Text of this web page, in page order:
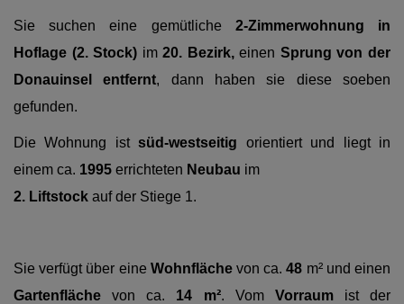
Sie suchen eine gemütliche 2-Zimmerwohnung in
Hoflage (2. Stock) im20. Bezirk,einen Sprung von der
Donauinsel entfernt, dann haben sie diese soeben
gefunden.
Die Wohnung istsüd-westseitig orientiert und liegt in
einem ca. 1995 errichteten Neubau im
2. Liftstock auf der Stiege 1.
Sie verfügt über eine Wohnflächevon ca. 48 m² und einen
Gartenfläche von ca. 14 m². Vom Vorraumist der